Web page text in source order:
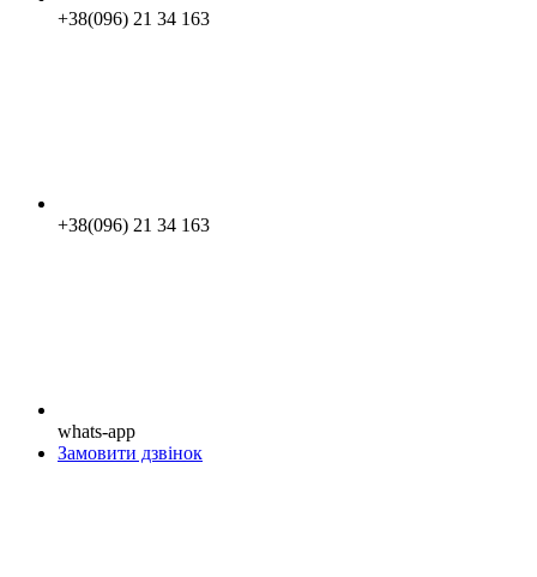
+38(096) 21 34 163
+38(096) 21 34 163
whats-app
Замовити дзвінок